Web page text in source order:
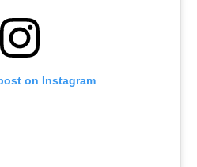
on Instagram